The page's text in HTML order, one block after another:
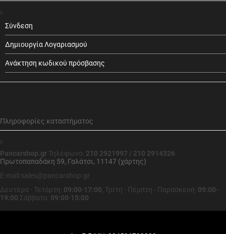
Σύνδεση
Δημιουργία Λογαριασμού
Ανάκτηση κωδικού πρόσβασης
Πληροφορίες καταστήματος
Pancarshop.gr Τηλέφωνο: 210 2921997 / 210 2914326
Πρωτοπαπαδάκη 59, Γαλάτσι, 11147 (χάρτης)
E-mail:sales@pancarshop.gr
Δευτέρα - Τετάρτη: 09:00-17:00, Τρίτη - Πέμπτη - Παρασκευή: 09:00-
19:00 Σάββατο: 09:00-15:00